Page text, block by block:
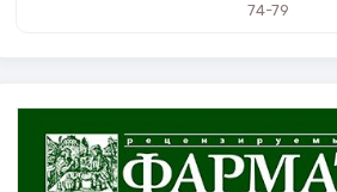
74-79